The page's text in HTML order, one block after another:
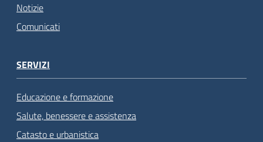
Notizie
Comunicati
SERVIZI
Educazione e formazione
Salute, benessere e assistenza
Catasto e urbanistica